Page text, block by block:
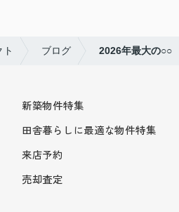
ブログ 2026年最大の○○
新築物件特集
田舎暮らしに最適な物件特集
来店予約
売却査定